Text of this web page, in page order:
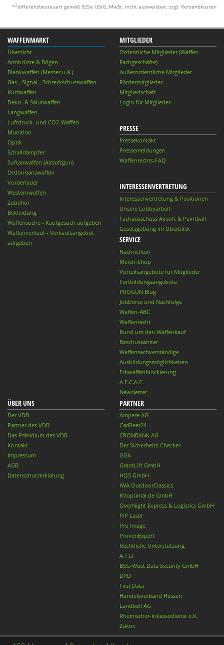
*2differenzbesteuert gemäß §25a UStG.;MwSt. nicht ausweisbar; zzgl. Versandkosten
WAFFENMARKT
Übersicht
Armbrüste & Bögen
Blankwaffen (Messer u.ä.)
Gas-, Signal-, Schreckschusswaffen
Kurzwaffen
Deko- & Salutwaffen
Langwaffen
Luftdruck- und CO2-Waffen
Munition
Optik
Schalldämpfer
Softairwaffen (Airsoftgun)
Ordonnanzwaffen
Vorderlader
Westernwaffen
Zubehör
Bekleidung
Waffensuche - Kaufgesuch aufgeben
Waffenverkauf - Verkaufsangebot
aufgeben
MITGLIEDER
Ordentliche Mitglieder (Waffen-
Fachgeschäfte)
Außerordentliche Mitglieder
Fördermitglieder
Mitgliedschaft
Login für Mitglieder
PRESSE
Pressekontakt
Pressemeldungen
Waffenrechts-FAQ
INTERESSENVERTRETUNG
Interessenvertretung & Positionen
Unsere Lobbyarbeit
Fachausschuss Airsoft & Paintball
Gesetzgebung im Überblick
SERVICE
Nachrichten
Merch-Shop
Vorteilsangebote für Mitglieder
Fortbildungsangebote
PROGUN Blog
Jobbörse und Nachfolge
Waffen-ABC
Waffenrecht
Rund um den Waffenkauf
Beschussämter
Waffensachverständige
Ausbildungsmöglichkeiten
Erbwaffenblockierung
A.E.C.A.C.
Newsletter
ÜBER UNS
Der VDB
Partner des VDB
Das Präsidium des VDB
Kontakt
Impressum
AGB
Datenschutzerklärung
PARTNER
Ampere AG
CarFleet24
CRONBANK AG
Der Sicherheits-Checker
GGA
GrantLift GmbH
HQS GmbH
IWA OutdoorClassics
KVoptimal.de GmbH
OverNight Express & Logistics GmbH
PiP Laser
Pro Image
ProvenExpert
Rechtliche Unterstützung
A.T.U.
BSG-Wüst Data Security GmbH
DPD
First Data
Handelsverband Hessen
Landbell AG
Rheinischer-Inkassodienst e.K.
Zukos